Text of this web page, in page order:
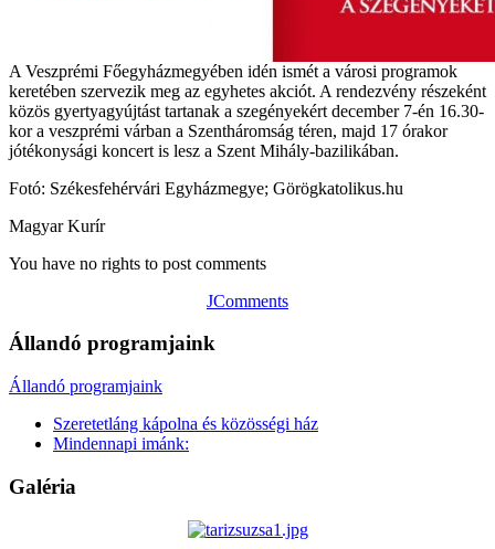
A Veszprémi Főegyházmegyében idén ismét a városi programok
keretében szervezik meg az egyhetes akciót. A rendezvény részeként
közös gyertyagyújtást tartanak a szegényekért december 7-én 16.30-
kor a veszprémi várban a Szentháromság téren, majd 17 órakor
jótékonysági koncert is lesz a Szent Mihály-bazilikában.
Fotó: Székesfehérvári Egyházmegye; Görögkatolikus.hu
Magyar Kurír
You have no rights to post comments
JComments
Állandó programjaink
Állandó programjaink
Szeretetláng kápolna és közösségi ház
Mindennapi imánk:
Galéria